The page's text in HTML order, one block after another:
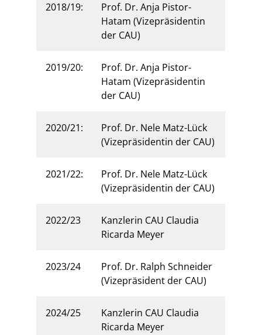
2018/19:
Prof. Dr. Anja Pistor-
Hatam (Vizepräsidentin
der CAU)
2019/20:
Prof. Dr. Anja Pistor-
Hatam (Vizepräsidentin
der CAU)
2020/21:
Prof. Dr. Nele Matz-Lück
(Vizepräsidentin der CAU)
2021/22:
Prof. Dr. Nele Matz-Lück
(Vizepräsidentin der CAU)
2022/23
Kanzlerin CAU Claudia
Ricarda Meyer
2023/24
Prof. Dr. Ralph Schneider
(Vizepräsident der CAU)
2024/25
Kanzlerin CAU Claudia
Ricarda Meyer